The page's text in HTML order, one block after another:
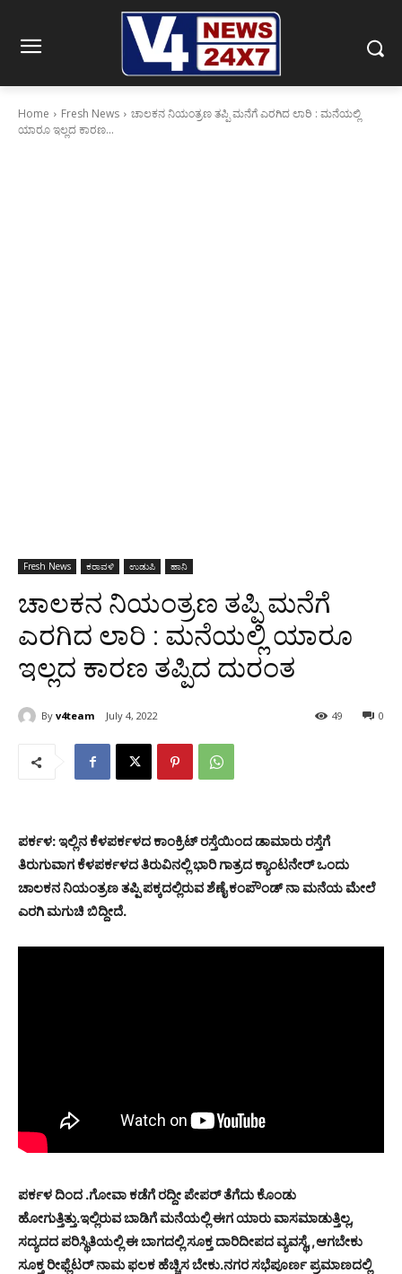
Home Fresh News
ಚಾಲಕನ ನಿಯಂತ್ರಣ ತಪ್ಪಿ ಮನೆಗೆ ಎರಗಿದ ಲಾರಿ : ಮನೆಯಲ್ಲಿ
ಯಾರೂ ಇಲ್ಲದ ಕಾರಣ...
Fresh News ಕರಾವಳಿ ಉಡುಪಿ ಹಾನಿ
ಚಾಲಕನ ನಿಯಂತ್ರಣ ತಪ್ಪಿ ಮನೆಗೆ
ಎರಗಿದ ಲಾರಿ : ಮನೆಯಲ್ಲಿ ಯಾರೂ
ಇಲ್ಲದ ಕಾರಣ ತಪ್ಪಿದ ದುರಂತ
By v4team July 4, 2022 0
49
ಪರ್ಕಳ: ಇಲ್ಲಿನ ಕೆಳಪರ್ಕಳದ ಕಾಂಕ್ರಿಟ್ ರಸ್ತೆಯಿಂದ ಡಾಮಾರು ರಸ್ತೆಗೆ
ತಿರುಗುವಾಗ ಕೆಳಪರ್ಕಳದ ತಿರುವಿನಲ್ಲಿ ಭಾರಿ ಗಾತ್ರದ ಕ್ಯಾಂಟನೇರ್ ಒಂದು
ಚಾಲಕನ ನಿಯಂತ್ರಣ ತಪ್ಪಿ ಪಕ್ಕದಲ್ಲಿರುವ ಶೆಣೈ ಕಂಪೌಂಡ್ ನಾ ಮನೆಯ ಮೇಲೆ
ಎರಗಿ ಮಗುಚಿ ಬಿದ್ದೀದೆ.
ಪರ್ಕಳ ದಿಂದ .ಗೋವಾ ಕಡೆಗೆ ರದ್ದೀ ಪೇಪರ್ ತೆಗೆದು ಕೊಂಡು
ಹೋಗುತ್ತಿತ್ತು.ಇಲ್ಲಿರುವ ಬಾಡಿಗೆ ಮನೆಯಲ್ಲಿ ಈಗ ಯಾರು ವಾಸಮಾಡುತ್ತಿಲ್ಲ,
ಸದ್ಯದದ ಪರಿಸ್ಥಿತಿಯಲ್ಲಿ ಈ ಬಾಗದಲ್ಲಿ ಸೂಕ್ತ ದಾರಿದೀಪದ ವ್ಯವಸ್ಥೆ,,ಆಗಬೇಕು
ಸೂಕ್ತ ರೀಫ್ಲೆಟರ್ ನಾಮ ಫಲಕ ಹೆಚ್ಚಿಸ ಬೇಕು.ನಗರ ಸಭೆಪೂರ್ಣ ಪ್ರಮಾಣದಲ್ಲಿ